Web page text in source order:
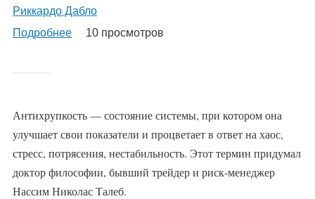
Риккардо Дабло
Подробнее
10 просмотров
Антихрупкость — состояние системы, при котором она
улучшает свои показатели и процветает в ответ на хаос,
стресс, потрясения, нестабильность. Этот термин придумал
доктор философии, бывший трейдер и риск‑менеджер
Нассим Николас Талеб.